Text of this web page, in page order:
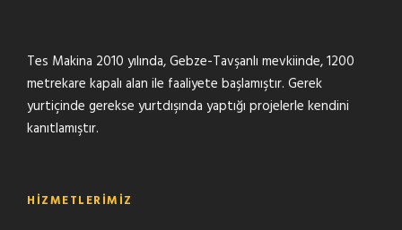
Tes Makina 2010 yılında, Gebze-Tavşanlı mevkiinde, 1200
metrekare kapalı alan ile faaliyete başlamıştır. Gerek
yurtiçinde gerekse yurtdışında yaptığı projelerle kendini
kanıtlamıştır.
HIZMETLERIMIZ